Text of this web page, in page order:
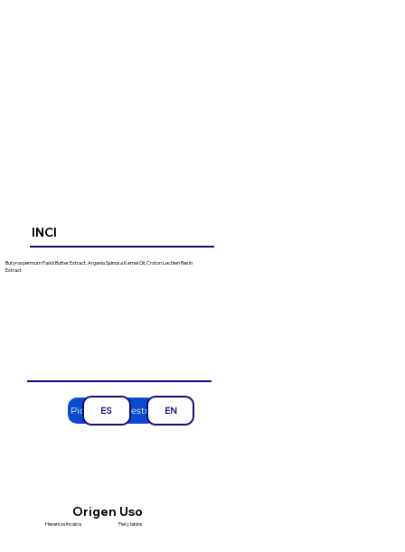
Pide una muestra EN
ES
Butyrospermum Parkii Butter Extract, Argania Spinosa Kernel Oil, Croton Lechleri Resin
Extract
INCI
Origen
Herencia Incaica Piel y labios
Uso